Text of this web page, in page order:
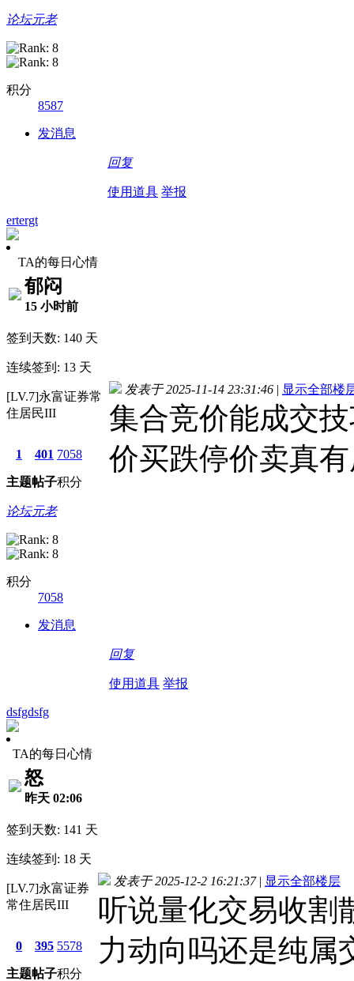
论坛元老
积分
8587
发消息
回复
使用道具 举报
ertergt
TA的每日心情
郁闷
15 小时前
签到天数: 140 天
连续签到: 13 天
[LV.7]永富证券常
住居民III
1
主题
401
帖子
7058
积分
论坛元老
积分
7058
发消息
发表于 2025-11-14 23:31:46 | 显示全部楼
集合竞价能成交
价买跌停价卖真
回复
使用道具 举报
dsfgdsfg
TA的每日心情
怒
昨天 02:06
签到天数: 141 天
连续签到: 18 天
[LV.7]永富证券
常住居民III
0
主题
395
帖子
5578
积分
发表于 2025-12-2 16:21:37 | 显示全部楼层
听说量化交易收割
力动向吗还是纯属